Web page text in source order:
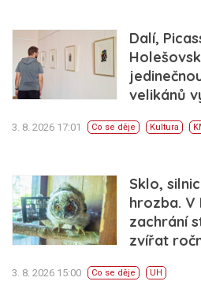
Dalí,
velikánů
3. 8. 2026 17:01 Co se děje Kultura
Sklo,
hrozba. V
zachrání
zvířat
3. 8. 2026 15:00 Co se děje UH